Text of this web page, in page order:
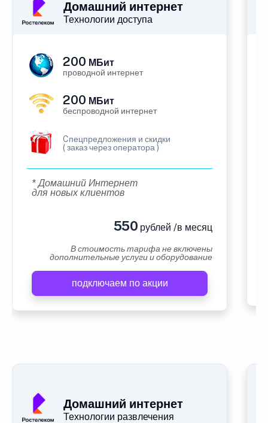
Домашний интернет
Технологии доступа
200 МБит
проводной интернет
200 МБит
беспроводной интернет
Cпецпредложения и скидки
( заказ через оператора )
* Домашний Интернет
для новых клиентов
550 рублей /в месяц
В стоимость тарифа не включены
дополнительные услуги и оборудование
подключаем по акции
Домашний интернет
Технологии развлечения